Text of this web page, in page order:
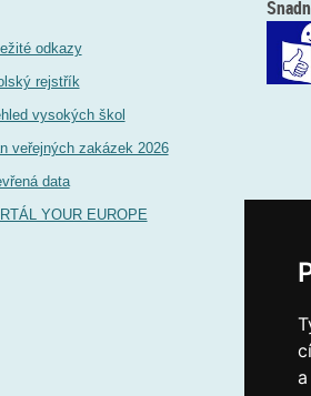
odkazy
rejstřík
vysokých škol
veřejných zakázek 2026
data
YOUR EUROPE